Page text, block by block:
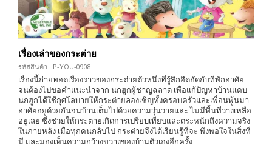
เรื่องเล่าของกระต่าย
รหัสสินค้า : P-YOU-0908
เรื่องนี้ถ่ายทอดเรื่องราวของกระต่ายตัวหนึ่งที่รู้สึกอึดอัดกับที่พักอาศัย
จนต้องไปขอคำแนะนำจาก นกฮูกผู้ชาญฉลาด เพื่อแก้ปัญหาบ้านแคบ
นกฮูกได้ใช้กุศโลบายให้กระต่ายลองเชิญทั้งครอบครัวและเพื่อนพู้นมา
อาศัยอยู่ด้วยกันจนบ้านเต็มไปด้วยความวุ่นวายและ ไม่มีพื้นที่ว่างเหลือ
อยู่เลย ซึ่งช่วยให้กระต่ายเกิดการเปรียบเทียบและตระหนักถึงความจริง
ในภายหลัง เมื่อทุกคนกลับไป กระต่ายจึงได้เรียนรู้ที่จะ พึงพอใจในสิ่งที่
มี และมองเห็นความกว้างขวางของบ้านตัวเองอีกครั้ง